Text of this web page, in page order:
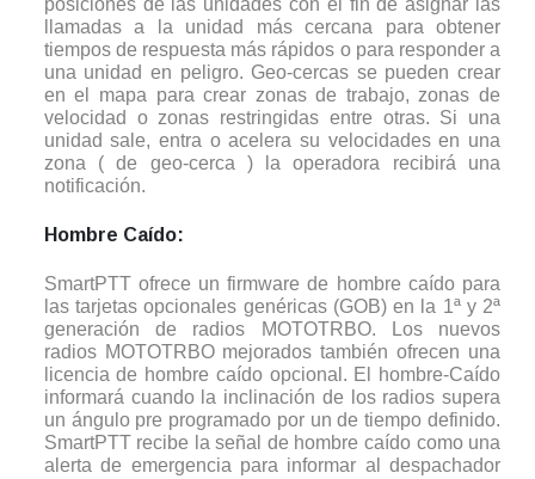
posiciones de las unidades con el fin de asignar las
llamadas a la unidad más cercana para obtener
tiempos de respuesta más rápidos o para responder a
una unidad en peligro. Geo-cercas se pueden crear
en el mapa para crear zonas de trabajo, zonas de
velocidad o zonas restringidas entre otras. Si una
unidad sale, entra o acelera su velocidades en una
zona ( de geo-cerca ) la operadora recibirá una
notificación.
Hombre Caído:
SmartPTT ofrece un firmware de hombre caído para
las tarjetas opcionales genéricas (GOB) en la 1ª y 2ª
generación de radios MOTOTRBO. Los nuevos
radios MOTOTRBO mejorados también ofrecen una
licencia de hombre caído opcional. El hombre-Caído
informará cuando la inclinación de los radios supera
un ángulo pre programado por un de tiempo definido.
SmartPTT recibe la señal de hombre caído como una
alerta de emergencia para informar al despachador